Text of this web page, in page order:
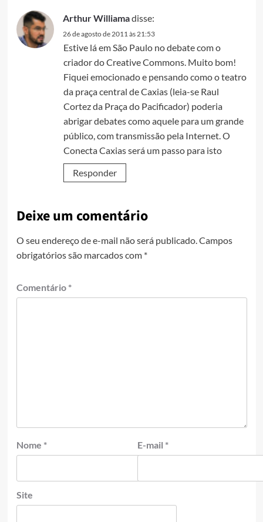
Arthur Williamadisse:
26 de agosto de 2011 às 21:53
Estive lá em São Paulo no debate com o
criador do Creative Commons. Muito bom!
Fiquei emocionado e pensando como o teatro
da praça central de Caxias (leia-se Raul
Cortez da Praça do Pacificador) poderia
abrigar debates como aquele para um grande
público, com transmissão pela Internet. O
Conecta Caxias será um passo para isto
Responder
Deixe um comentário
O seu endereço de e-mail não será publicado.Campos
obrigatórios são marcados com *
Comentário *
Nome * E-mail *
Site